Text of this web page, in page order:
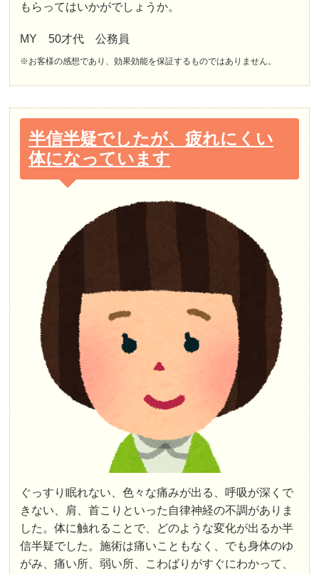
もらってはいかがでしょうか。
MY 50才代 公務員
※お客様の感想であり、効果効能を保証するものではありません。
半信半疑でしたが、疲れにくい
体になっています
ぐっすり眠れない、色々な痛みが出る、呼吸が深くで
きない、肩、首こりといった自律神経の不調がありま
した。体に触れることで、どのような変化が出るか半
信半疑でした。施術は痛いこともなく、でも身体のゆ
がみ、痛い所、弱い所、こわばりがすぐにわかって、